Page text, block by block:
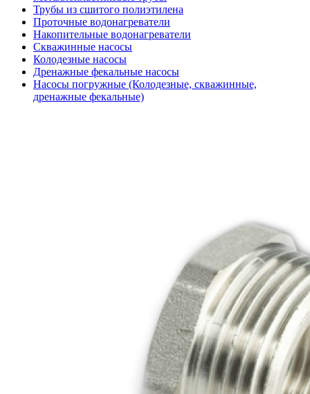
Трубы из сшитого полиэтилена
Проточные водонагреватели
Накопительные водонагреватели
Скважинные насосы
Колодезные насосы
Дренажные фекальные насосы
Насосы погружные (Колодезные, скважинные,
дренажные фекальные)